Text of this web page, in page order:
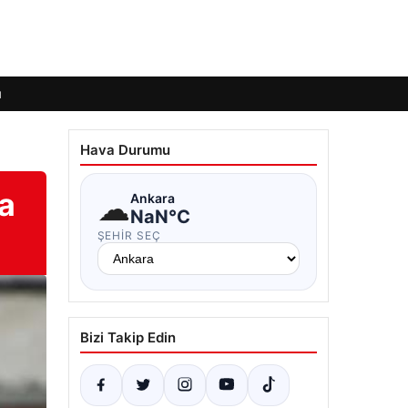
Hava Durumu
☁Ankara
NaN°C
ŞEHIR SEÇ
Bizi Takip Edin